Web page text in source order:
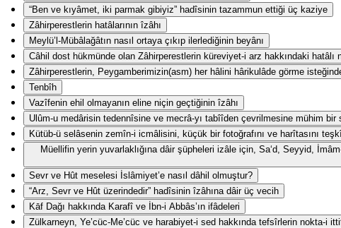
“Ben ve kıyâmet, iki parmak gibiyiz” hadîsinin tazammun ettiği üç kaziye
Zâhirperestlerin hatâlarının îzâhı
Meylü’l-Mübâlağâtın nasıl ortaya çıkıp ilerlediğinin beyânı
Câhil dost hükmünde olan Zâhirperestlerin küreviyet-i arz hakkındaki hatâlı
Zâhirperestlerin, Peygamberimizin(asm) her hâlini hârikulâde görme
Tenbîh
Vazîfenin ehil olmayanın eline niçin geçtiğinin îzâhı
Ulûm-u medârisin tedennîsine ve mecrâ-yı tabîîden çevrilmesine mühim bir
Kütüb-ü selâsenin zemîn-i icmâlisini, küçük bir fotoğrafını ve harîtasını
Müellifin yerin yuvarlaklığına dâir şüpheleri izâle için, Sa‘d, Seyyid,
Sevr ve Hût meselesi İslâmiyet’e nasıl dâhil olmuştur?
“Arz, Sevr ve Hût üzerindedir” hadîsinin îzâhına dâir üç vecih
Kāf Dağı hakkında Karafî ve İbn-i Abbâs’ın ifâdeleri
Zülkarneyn, Ye’cüc-Me’cüc ve harabiyet-i sed hakkında tefsîrlerin nokta-i